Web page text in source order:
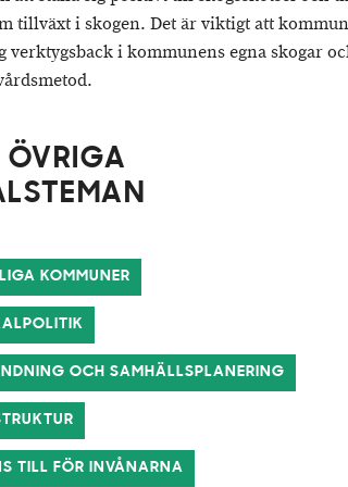
tillväxt i skogen. Det är viktigt att
verktygsback i kommunens egna skogar
ÖVRIGA
KOMMUNER
OCH SAMHÄLLSPLANERING
TILL FÖR INVÅNARNA